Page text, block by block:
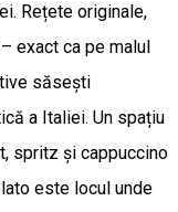
Rețete originale,
exact ca pe malul
săsești
a Italiei. Un spațiu
spritz și cappuccino
este locul unde